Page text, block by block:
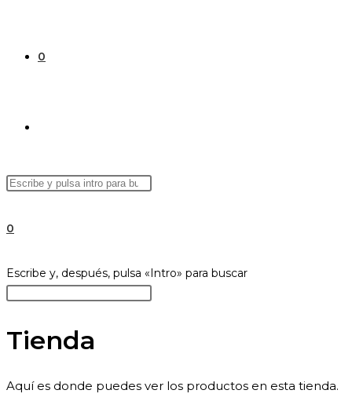
0
DE
LA
Buscar
esta
panel
de
0
Buscar
en
web
Escribe y, después, pulsa «Intro» para buscar
panel
Tienda
Aquí es donde puedes ver los productos en esta tienda.